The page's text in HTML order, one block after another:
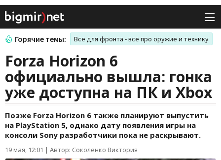
Горячие темы: Все для фронта - все про оружие и технику
Forza Horizon 6
официально вышла: гонка
уже доступна на ПК и Xbox
Позже Forza Horizon 6 также планируют выпустить
на PlayStation 5, однако дату появления игры на
консоли Sony разработчики пока не раскрывают.
19 мая, 12:01 | Автор: Соколенко Виктория